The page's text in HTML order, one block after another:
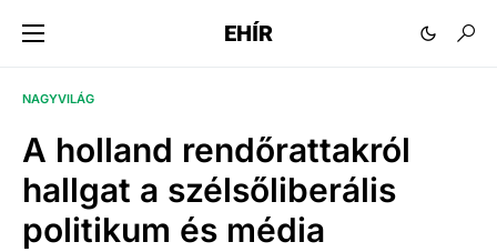
EHÍR
NAGYVILÁG
A holland rendőrattakról
hallgat a szélsőliberális
politikum és média